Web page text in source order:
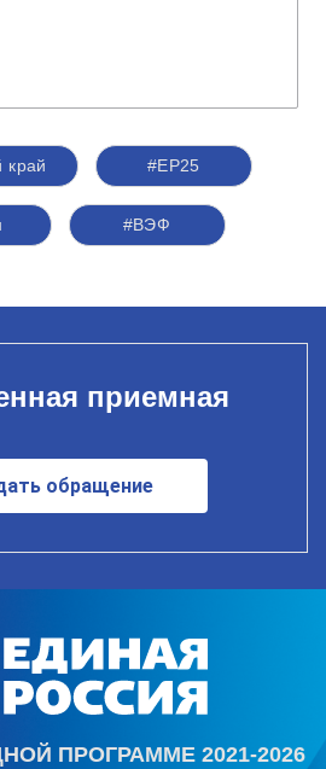
край #ЕР25
#ВЭФ
приемная
обращение
ПРОГРАММЕ 2021-2026